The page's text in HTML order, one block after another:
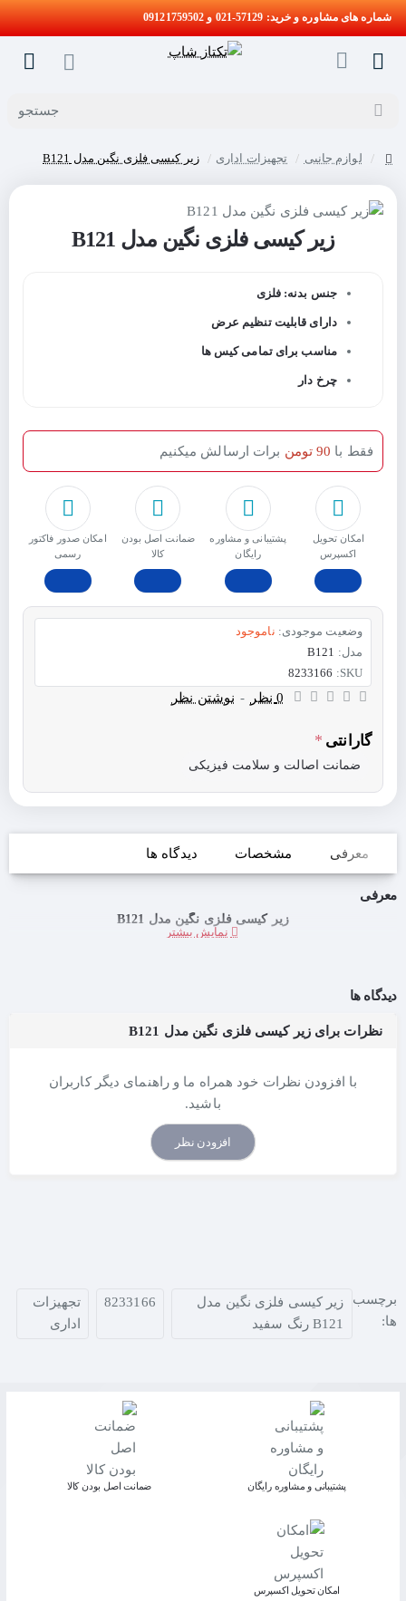
شماره های مشاوره و خرید: 57129-021 و 09121759502
جستجو
لوازم جانبی تجهیزات اداری زیر کیسی فلزی نگین مدل B121
زیر کیسی فلزی نگین مدل B121
جنس بدنه: فلزی
دارای قابلیت تنظیم عرض
مناسب برای تمامی کیس ها
چرخ دار
امکان تحویل
اکسپرس
پشتیبانی و مشاوره
رایگان
ﺿﻤﺎﻧﺖ اﺻﻞ ﺑﻮدن
ﮐﺎﻟﺎ
امکان صدور فاکتور
رسمی
فقط با 90 تومن برات ارسالش میکنیم
وضعیت موجودی: ناموجود
مدل: B121
SKU:
8233166
0 نظر - نوشتن نظر
گارانتی
ضمانت اصالت و سلامت فیزیکی
معرفی مشخصات دیدگاه ها
معرفی
زیر کیسی فلزی نگین مدل B121
دیدگاه ها
نظرات برای زیر کیسی فلزی نگین مدل B121
با افزودن نظرات خود همراه ما و راهنمای دیگر کاربران
باشید.
افزودن نظر
برچسب
ها:
زیر کیسی فلزی نگین مدل
B121 رنگ سفید
8233166
تجهیزات
اداری
پشتیبانی و مشاوره رایگان ﺿﻤﺎﻧﺖ اﺻﻞ ﺑﻮدن ﮐﺎﻟﺎ
اﻣﮑﺎن ﺗﺤﻮﯾﻞ اﮐﺴﭙﺮس